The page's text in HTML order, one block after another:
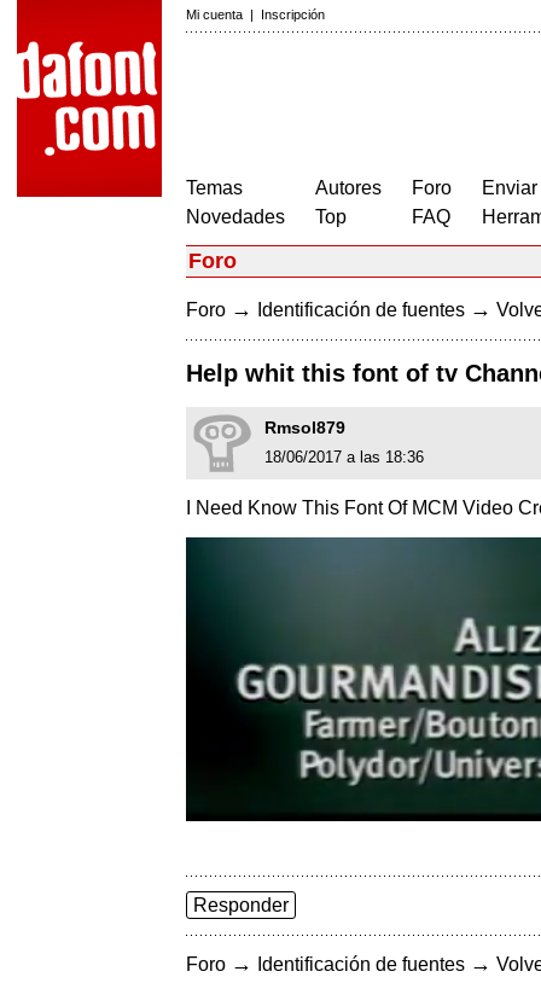
Mi cuenta | Inscripción
Temas
Novedades
Autores
Top
Foro
FAQ
Foro
Foro → Identificación de fuentes →
Help whit this font of tv
Rmsol879
18/06/2017 a las 18:36
I Need Know This Font Of MCM Video
Responder
Foro → Identificación de fuentes →